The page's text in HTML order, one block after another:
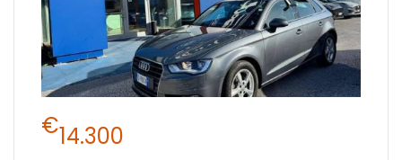
€14.300